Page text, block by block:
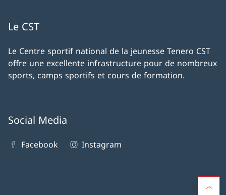
Le CST
Le Centre sportif national de la jeunesse Tenero CST
offre une excellente infrastructure pour de nombreux
sports, camps sportifs et cours de formation.
Social Media
Facebook Instagram